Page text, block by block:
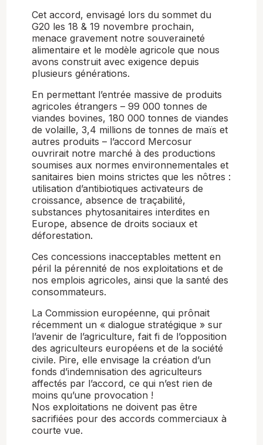
Cet accord, envisagé lors du sommet du
G20 les 18 & 19 novembre prochain,
menace gravement notre souveraineté
alimentaire et le modèle agricole que nous
avons construit avec exigence depuis
plusieurs générations.
En permettant l’entrée massive de produits
agricoles étrangers – 99 000 tonnes de
viandes bovines, 180 000 tonnes de viandes
de volaille, 3,4 millions de tonnes de maïs et
autres produits – l’accord Mercosur
ouvrirait notre marché à des productions
soumises aux normes environnementales et
sanitaires bien moins strictes que les nôtres :
utilisation d’antibiotiques activateurs de
croissance, absence de traçabilité,
substances phytosanitaires interdites en
Europe, absence de droits sociaux et
déforestation.
Ces concessions inacceptables mettent en
péril la pérennité de nos exploitations et de
nos emplois agricoles, ainsi que la santé des
consommateurs.
La Commission européenne, qui prônait
récemment un « dialogue stratégique » sur
l’avenir de l’agriculture, fait fi de l’opposition
des agriculteurs européens et de la société
civile. Pire, elle envisage la création d’un
fonds d’indemnisation des agriculteurs
affectés par l’accord, ce qui n’est rien de
moins qu’une provocation !
Nos exploitations ne doivent pas être
sacrifiées pour des accords commerciaux à
courte vue.